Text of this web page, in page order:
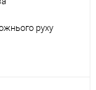
руху